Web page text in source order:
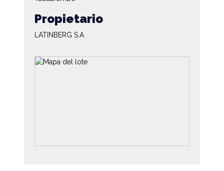
Propietario
LATINBERG S.A